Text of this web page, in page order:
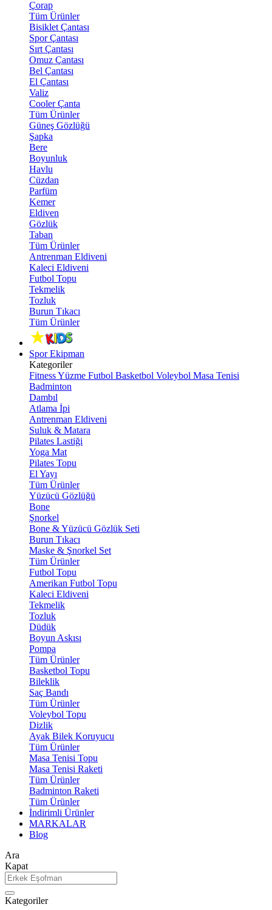
Çorap
Tüm Ürünler
Bisiklet Çantası
Spor Çantası
Sırt Çantası
Omuz Çantası
Bel Çantası
El Çantası
Valiz
Cooler Çanta
Tüm Ürünler
Güneş Gözlüğü
Şapka
Bere
Boyunluk
Havlu
Cüzdan
Parfüm
Kemer
Eldiven
Gözlük
Taban
Tüm Ürünler
Antrenman Eldiveni
Kaleci Eldiveni
Futbol Topu
Tekmelik
Tozluk
Burun Tıkacı
Tüm Ürünler
Spor Ekipman
Kategoriler
FitnessYüzme Futbol Basketbol Voleybol Masa Tenisi
Badminton
Dambıl
Atlama İpi
Antrenman Eldiveni
Suluk & Matara
Pilates Lastiği
Yoga Mat
Pilates Topu
El Yayı
Tüm Ürünler
Yüzücü Gözlüğü
Bone
Şnorkel
Bone & Yüzücü Gözlük Seti
Burun Tıkacı
Maske & Şnorkel Set
Tüm Ürünler
Futbol Topu
Amerikan Futbol Topu
Kaleci Eldiveni
Tekmelik
Tozluk
Düdük
Boyun Askısı
Pompa
Tüm Ürünler
Basketbol Topu
Bileklik
Saç Bandı
Tüm Ürünler
Voleybol Topu
Dizlik
Ayak Bilek Koruyucu
Tüm Ürünler
Masa Tenisi Topu
Masa Tenisi Raketi
Tüm Ürünler
Badminton Raketi
Tüm Ürünler
İndirimli Ürünler
MARKALAR
Blog
Ara
Kapat
Kategoriler